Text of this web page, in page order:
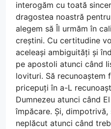
interogăm cu toată
dragostea noastră
alegem să Îl urmăm în
creștini. Cu certitudine
aceleași ambiguități și
pe apostoli atunci când
lovituri. Să recunoaștem
pricepuți în a-L
Dumnezeu atunci când
împăcare. Și, dimpotrivă,
neplăcut atunci când